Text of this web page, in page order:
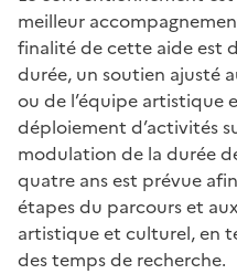
meilleur
finalité de cette aide est
durée, un soutien ajusté
ou de l’équipe artistique
déploiement d’activités
modulation de la durée
quatre ans est prévue
étapes du parcours et
artistique et culturel, en
des temps de recherche.